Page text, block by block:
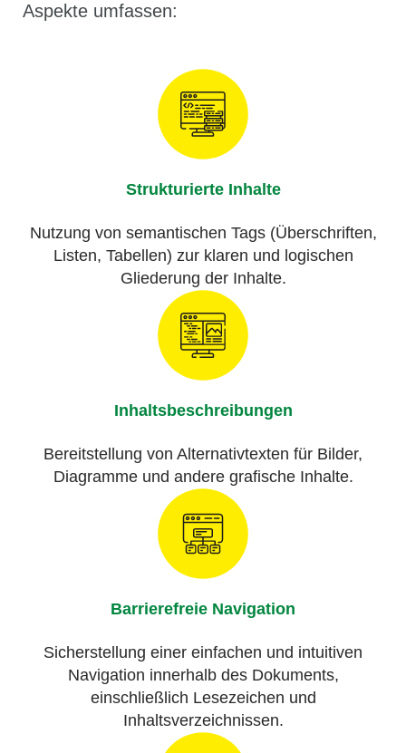
Aspekte umfassen:
Strukturierte Inhalte
Nutzung von semantischen Tags (Überschriften,
Listen, Tabellen) zur klaren und logischen
Gliederung der Inhalte.
Inhaltsbeschreibungen
Bereitstellung von Alternativtexten für Bilder,
Diagramme und andere grafische Inhalte.
Barrierefreie Navigation
Sicherstellung einer einfachen und intuitiven
Navigation innerhalb des Dokuments,
einschließlich Lesezeichen und
Inhaltsverzeichnissen.